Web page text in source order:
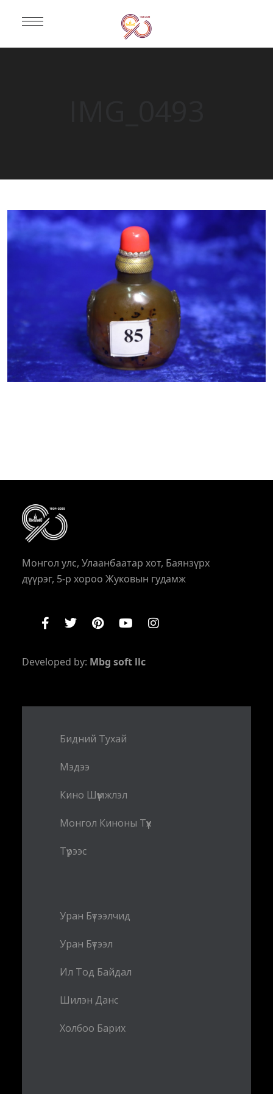
Монгол улс, Улаанбаатар хот, Баянзүрх
дүүрэг, 5-р хороо Жуковын гудамж
Developed by: Mbg soft llc
Бидний Тухай
Мэдээ
Кино Шүүмжлэл
Монгол Киноны Түүх
Түрээс
Уран Бүтээлчид
Уран Бүтээл
Ил Тод Байдал
Шилэн Данс
Холбоо Барих